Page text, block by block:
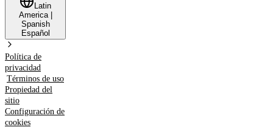
Latin
America|
Spanish
Español
Política de
privacidad
Términos de uso
Propiedad del
sitio
Configuración de
cookies